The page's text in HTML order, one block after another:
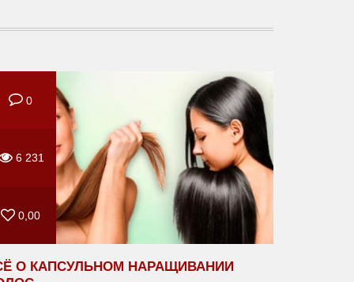
0
6 231
0,00
О КАПСУЛЬНОМ НАРАЩИВАНИИ